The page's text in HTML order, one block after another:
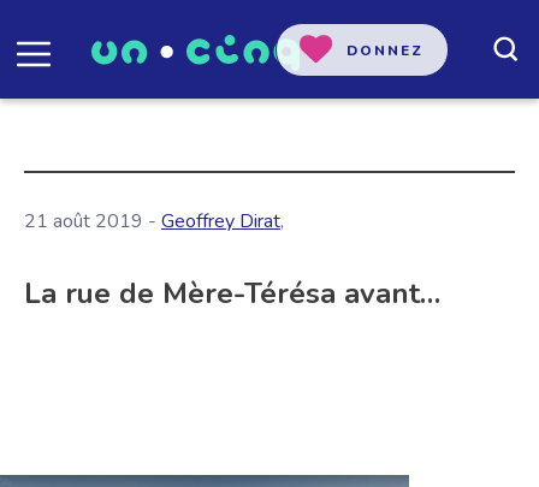
DONNEZ
21 août 2019 - Geoffrey Dirat,
La rue de Mère-Térésa avant…